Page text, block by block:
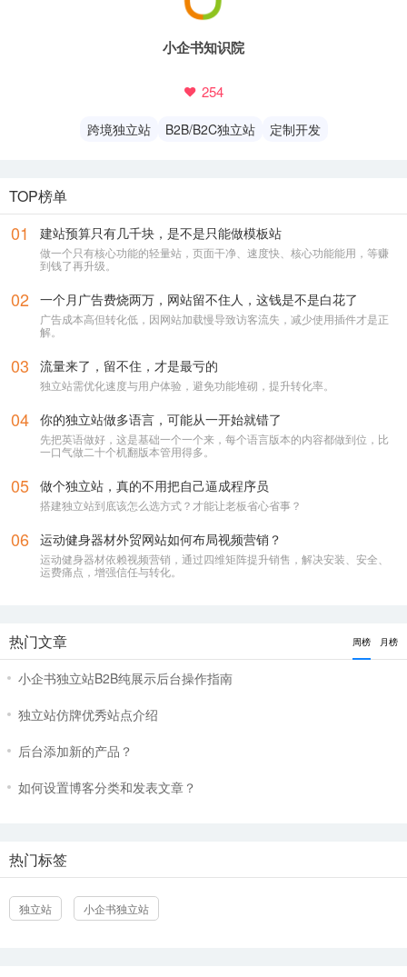
小企书知识院
254
跨境独立站 B2B/B2C独立站 定制开发
TOP榜单
01 建站预算只有几千块，是不是只能做模板站
做一个只有核心功能的轻量站，页面干净、速度快、核心功能能用，等赚
到钱了再升级。
02 一个月广告费烧两万，网站留不住人，这钱是不是白花了
广告成本高但转化低，因网站加载慢导致访客流失，减少使用插件才是正
解。
03 流量来了，留不住，才是最亏的
独立站需优化速度与用户体验，避免功能堆砌，提升转化率。
04 你的独立站做多语言，可能从一开始就错了
先把英语做好，这是基础一个一个来，每个语言版本的内容都做到位，比
一口气做二十个机翻版本管用得多。
05 做个独立站，真的不用把自己逼成程序员
搭建独立站到底该怎么选方式？才能让老板省心省事？
06 运动健身器材外贸网站如何布局视频营销？
运动健身器材依赖视频营销，通过四维矩阵提升销售，解决安装、安全、
运费痛点，增强信任与转化。
热门文章 周榜 月榜
小企书独立站B2B纯展示后台操作指南
独立站仿牌优秀站点介绍
后台添加新的产品？
如何设置博客分类和发表文章？
热门标签
独立站 小企书独立站
你好，我是您的建站专属客服
专业客服，直接解答各类建站疑问
17348730625
一键复制
或长按 / 扫码 添加微信
（快速解答你的问题，有效沟通）